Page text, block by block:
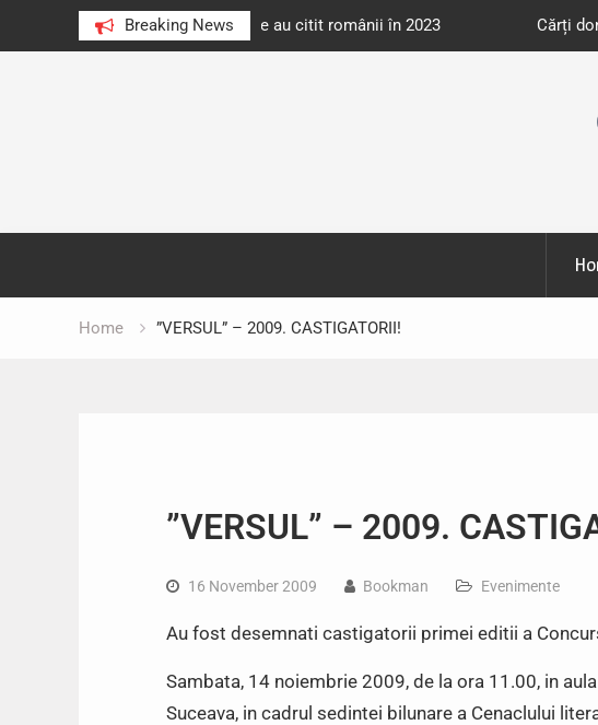
Breaking News
au citit românii în 2023 Cărți donate pentru unități de învățământ
Home ”VERSUL” – 2009. CASTIGATORII!
”VERSUL” – 2009.
16 November 2009 Bookman Evenimente
Au fost desemnati castigatorii primei editii a
Sambata, 14 noiembrie 2009, de la ora 11.00, in aula
Suceava, in cadrul sedintei bilunare a Cenaclului